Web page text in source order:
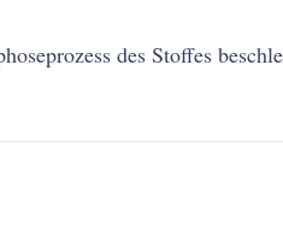
des Stoffes